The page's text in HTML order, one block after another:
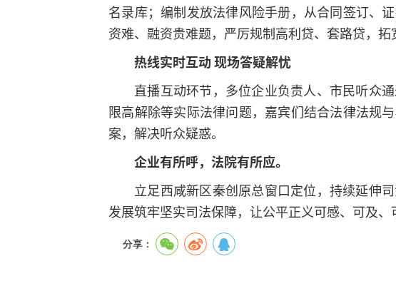
名录库；编制发放法律风险手册，从合同签订、
资难、融资贵难题，严厉规制高利贷、套路贷，拓
热线实时互动 现场答疑解忧
直播互动环节，多位企业负责人、市民听众
限高解除等实际法律问题，嘉宾们结合法律法规
案，解决听众疑惑。
企业有所呼，法院有所应。
立足西咸新区秦创原总窗口定位，持续延伸
发展筑牢坚实司法保障，让公平正义可感、可及、
分享：